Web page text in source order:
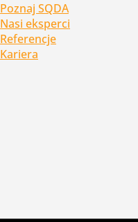
Poznaj SQDA
Nasi eksperci
Referencje
Kariera